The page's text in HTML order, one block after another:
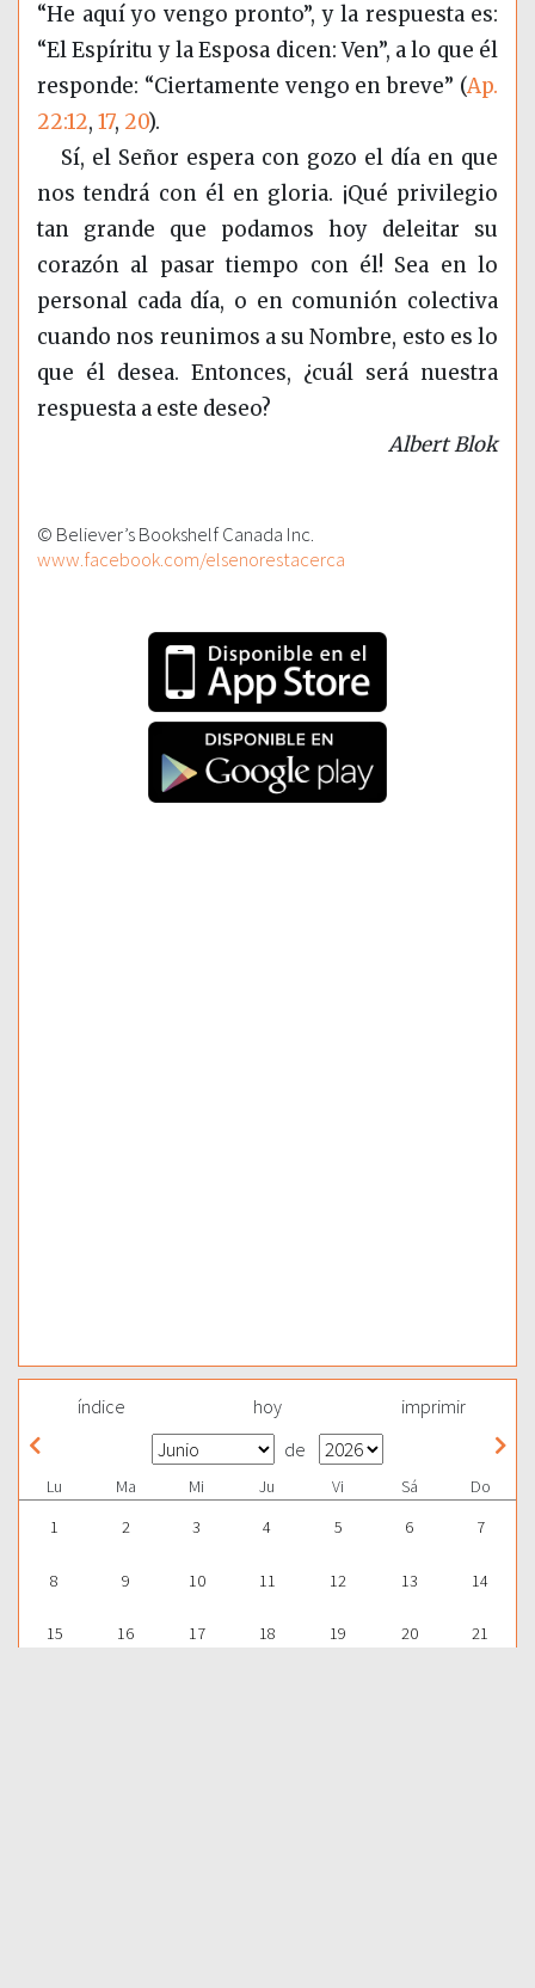
“He aquí yo vengo pronto”, y la respuesta es:
“El Espíritu y la Esposa dicen: Ven”, a lo que él
responde: “Ciertamente vengo en breve” (Ap.
22:12, 17, 20).
Sí, el Señor espera con gozo el día en que
nos tendrá con él en gloria. ¡Qué privilegio
tan grande que podamos hoy deleitar su
corazón al pasar tiempo con él! Sea en lo
personal cada día, o en comunión colectiva
cuando nos reunimos a su Nombre, esto es lo
que él desea. Entonces, ¿cuál será nuestra
respuesta a este deseo?
Albert Blok
© Believer’s Bookshelf Canada Inc.
www.facebook.com/elsenorestacerca
índice hoy imprimir
de
Lu Ma Mi Ju Vi Sá
Do
1
2 3 4 5 6 7
8 9 10 11 12 13 14
15 16 17 18 19 20 21